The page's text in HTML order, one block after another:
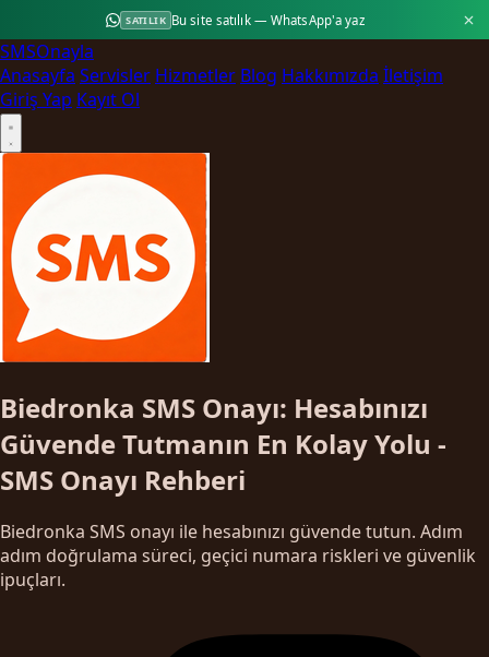
SATILIK Bu site satılık — WhatsApp'a yaz
SMSOnayla
Anasayfa Servisler Hizmetler Blog Hakkımızda İletişim
Giriş Yap Kayıt Ol
Biedronka SMS Onayı: Hesabınızı
Güvende Tutmanın En Kolay Yolu -
SMS Onayı Rehberi
Biedronka SMS onayı ile hesabınızı güvende tutun. Adım
adım doğrulama süreci, geçici numara riskleri ve güvenlik
ipuçları.